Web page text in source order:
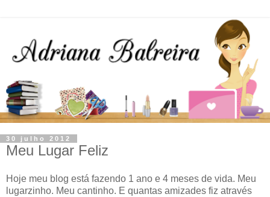
30 julho 2012
Meu Lugar Feliz
Hoje meu blog está fazendo 1 ano e 4 meses de vida. Meu
lugarzinho. Meu cantinho. E quantas amizades fiz através